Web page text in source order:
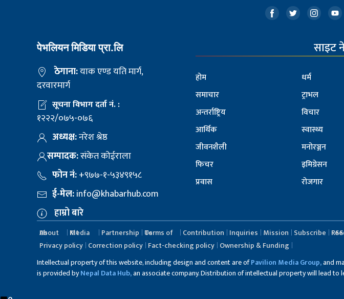
पेभलियन मिडिया प्रा.लि
ठेगाना:याक एण्ड यति मार्ग,
दरवारमार्ग
सूचना विभाग दर्ता नं. :
१२२२/०७५-०७६
अध्यक्ष:नरेश श्रेष्ठ
सम्पादक:संकेत कोईराला
फोन नं:+९७७-१-५३४९१५८
ई-मेल:info@khabarhub.com
हाम्रो बारे
साइट
होम
समाचार
अन्तर्राष्ट्रिय
आर्थिक
जीवनशैली
फिचर
प्रवास
धर्म
ट्राभल
विचार
स्वास्थ्य
मनोरञ्जन
इमिग्रेसन
रोजगार
About Us Media Kit Partnership Terms of Us Contribution Inquiries Mission Subscribe RSS
Privacy policy Correction policy Fact-checking policy Ownership & Funding
Intellectual property of this website, including design and content are ofPavilion Media Group,and
is provided byNepal Data Hub,an associate company. Distribution of intellectual property will lead to